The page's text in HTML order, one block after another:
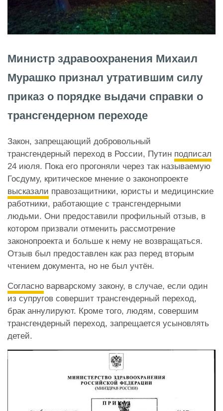
Министр здравоохранения Михаил
Мурашко признал утратившим силу
приказ о порядке выдачи справки о
трансгендерном переходе
Закон, запрещающий добровольный
трансгендерный переход в России, Путин подписал
24 июля. Пока его прогоняли через так называемую
Госдуму, критическое мнение о законопроекте
высказали правозащитники, юристы и медицинские
работники, работающие с трансгендерными
людьми. Они предоставили профильный отзыв, в
котором призвали отменить рассмотрение
законопроекта и больше к нему не возвращаться.
Отзыв был предоставлен как раз перед вторым
чтением документа, но не был учтён.
Согласно варварскому закону, в случае, если один
из супругов совершит трансгендерный переход,
брак аннулируют. Кроме того, людям, совершим
трансгендерный переход, запрещается усыновлять
детей.